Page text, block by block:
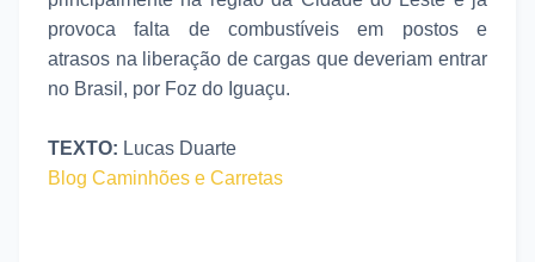
provoca falta de combustíveis em postos e
atrasos na liberação de cargas que deveriam entrar
no Brasil, por Foz do Iguaçu.
TEXTO: Lucas Duarte
Blog Caminhões e Carretas